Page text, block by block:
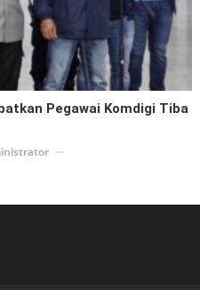
Pegawai Komdigi Tiba